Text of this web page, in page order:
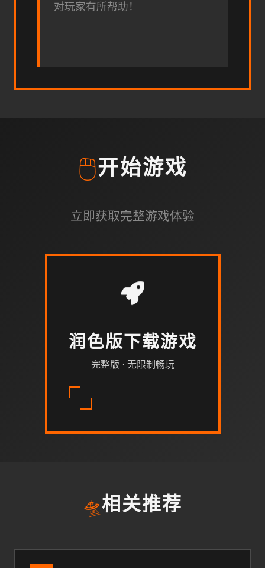
对玩家有所帮助！
🖱️开始游戏
立即获取完整游戏体验
润色版下载游戏
完整版 · 无限制畅玩
🛸相关推荐